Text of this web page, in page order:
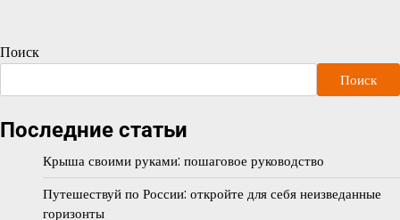
Поиск
Поиск
Последние статьи
Крыша своими руками: пошаговое руководство
Путешествуй по России: откройте для себя неизведанные
горизонты